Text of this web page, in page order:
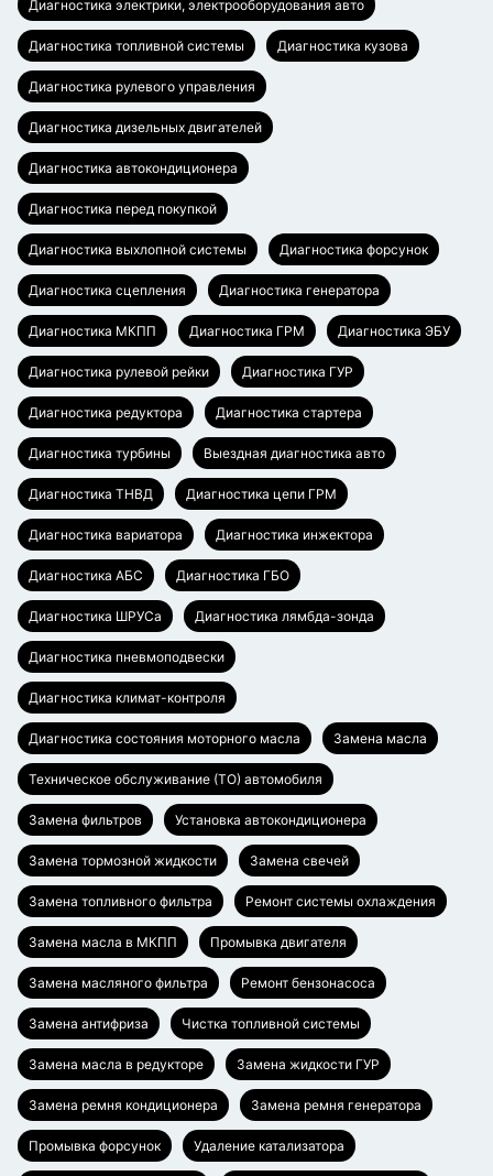
Диагностика электрики, электрооборудования авто
Диагностика топливной системы Диагностика кузова
Диагностика рулевого управления
Диагностика дизельных двигателей
Диагностика автокондиционера
Диагностика перед покупкой
Диагностика выхлопной системы Диагностика форсунок
Диагностика сцепления Диагностика генератора
Диагностика МКПП Диагностика ГРМ Диагностика ЭБУ
Диагностика рулевой рейки Диагностика ГУР
Диагностика редуктора Диагностика стартера
Диагностика турбины Выездная диагностика авто
Диагностика ТНВД Диагностика цепи ГРМ
Диагностика вариатора Диагностика инжектора
Диагностика АБС Диагностика ГБО
Диагностика ШРУСа Диагностика лямбда-зонда
Диагностика пневмоподвески
Диагностика климат-контроля
Диагностика состояния моторного масла Замена масла
Техническое обслуживание (ТО) автомобиля
Замена фильтров Установка автокондиционера
Замена тормозной жидкости Замена свечей
Замена топливного фильтра Ремонт системы охлаждения
Замена масла в МКПП Промывка двигателя
Замена масляного фильтра Ремонт бензонасоса
Замена антифриза Чистка топливной системы
Замена масла в редукторе Замена жидкости ГУР
Замена ремня кондиционера Замена ремня генератора
Промывка форсунок Удаление катализатора